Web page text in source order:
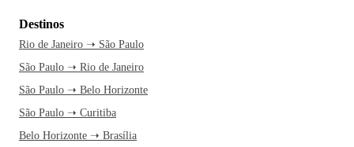
Destinos
Rio de Janeiro ➝ São Paulo
São Paulo ➝ Rio de Janeiro
São Paulo ➝ Belo Horizonte
São Paulo ➝ Curitiba
Belo Horizonte ➝ Brasília